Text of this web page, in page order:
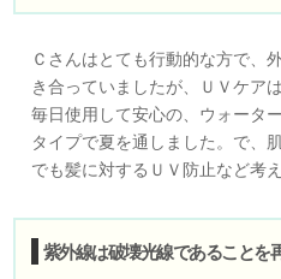
Ｃさんはとても行動的な方で、
き合っていましたが、ＵＶケア
毎日使用して安心の、ウォータ
タイプで夏を通しました。で、
でも髪に対するＵＶ防止など考
紫外線は破壊光線であることを